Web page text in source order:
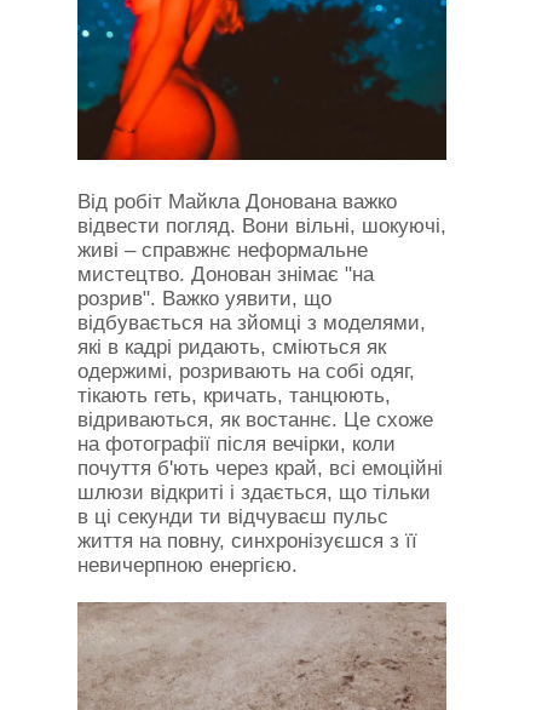
Від робіт Майкла Донована важко
відвести погляд. Вони вільні, шокуючі,
живі – справжнє неформальне
мистецтво. Донован знімає "на
розрив". Важко уявити, що
відбувається на зйомці з моделями,
які в кадрі ридають, сміються як
одержимі, розривають на собі одяг,
тікають геть, кричать, танцюють,
відриваються, як востаннє. Це схоже
на фотографії після вечірки, коли
почуття б'ють через край, всі емоційні
шлюзи відкриті і здається, що тільки
в ці секунди ти відчуваєш пульс
життя на повну, синхронізуєшся з її
невичерпною енергією.